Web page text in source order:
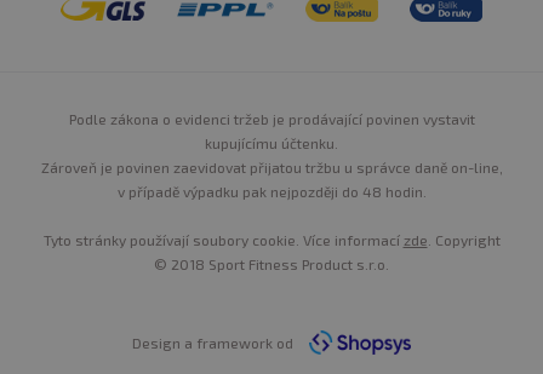
Podle zákona o evidenci tržeb je prodávající povinen vystavit
kupujícímu účtenku.
Zároveň je povinen zaevidovat přijatou tržbu u správce daně on-line,
v případě výpadku pak nejpozději do 48 hodin.
Tyto stránky používají soubory cookie. Více informací zde . Copyright
© 2018 Sport Fitness Product s.r.o.
Design a framework od